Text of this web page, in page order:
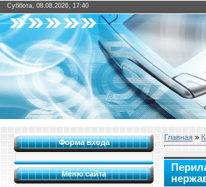
Суббота, 08.08.2026, 17:40
Форма входа
Меню сайта
Главная »